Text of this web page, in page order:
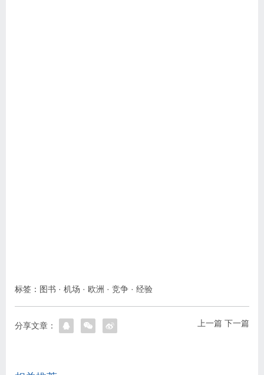
标签： 图书 · 机场 · 欧洲 · 竞争 · 经验
上一篇 下一篇
分享文章：